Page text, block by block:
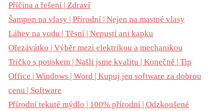
Příčina a řešení | Zdraví
Šampon na vlasy | Přírodní | Nejen na mastné vlasy
Láhev na vodu | Těsní | Nepustí ani kapku
Ořezávátko | Výběr mezi elektrikou a mechanikou
Tričko s potiskem | Našli jsme kvalitu | Konečně | Tip
Office | Windows | Word | Kupuj jen software za dobrou
cenu | Software
Přírodní tekuté mýdlo | 100% přírodní | Odzkoušené